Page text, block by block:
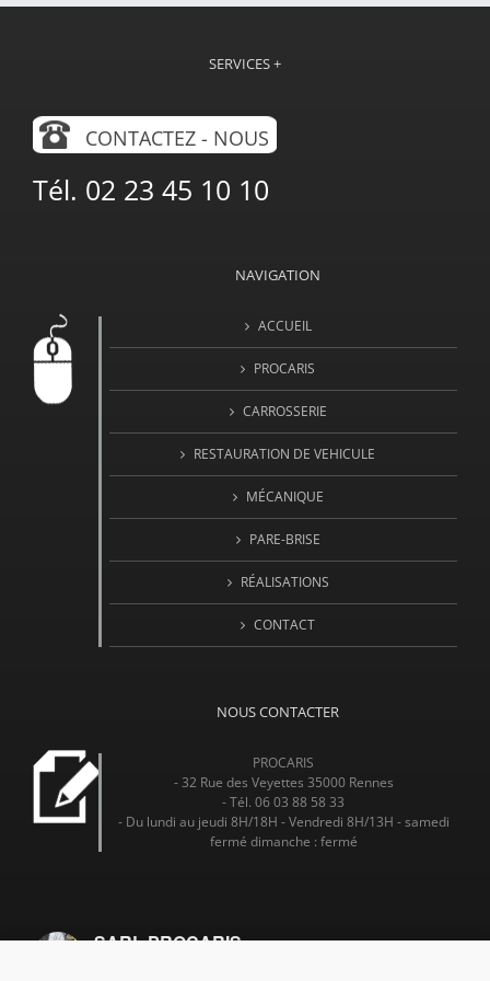
SERVICES +
CONTACTEZ - NOUS
Tél. 02 23 45 10 10
NAVIGATION
ACCUEIL
PROCARIS
CARROSSERIE
RESTAURATION DE VEHICULE
MÉCANIQUE
PARE-BRISE
RÉALISATIONS
CONTACT
NOUS CONTACTER
PROCARIS
- 32 Rue des Veyettes 35000 Rennes
- Tél. 06 03 88 58 33
- Du lundi au jeudi 8H/18H - Vendredi 8H/13H - samedi
fermé dimanche : fermé
SARL PROCARIS